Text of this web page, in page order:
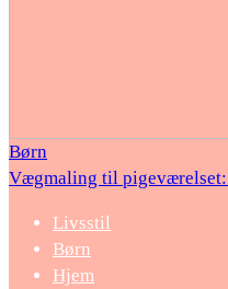
Børn
Vægmaling til pigeværelset:
Livsstil
Børn
Hjem